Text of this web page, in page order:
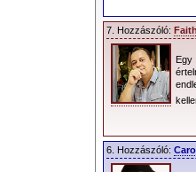
7. Hozzászóló: Faith
6. Hozzászóló: